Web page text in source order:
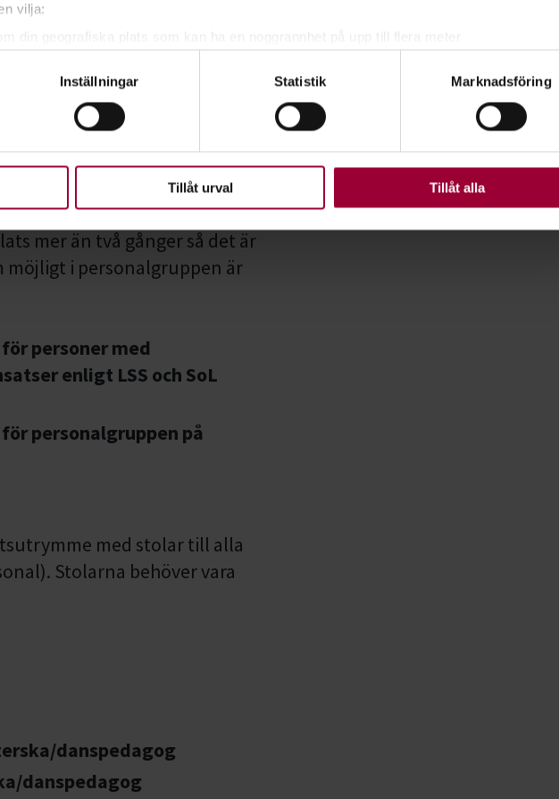
vilja:
din geografiska plats som kan ha en noggrannhet på upp till flera meter
uppgifter behandlas och ställ in dina preferenser i
detaljsektionen . Du kan ändra
när som helst från cookie-förklaringen.
som möjligt använder vi kakor (cookies) på vår webbplats. Vissa kakor är
Inställningar Statistik Marknadsföring
Tillåt urval Tillåt alla
verksamhet. Vi har inte
mer än två gånger så det är
möjligt i personalgruppen är
personer med
enligt LSS och SoL
personalgruppen på
med stolar till alla
Stolarna behöver vara
danspedagog
danspedagog